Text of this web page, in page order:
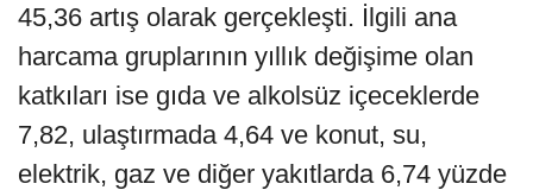
45,36 artış olarak gerçekleşti. İlgili ana
harcama gruplarının yıllık değişime olan
katkıları ise gıda ve alkolsüz içeceklerde
7,82, ulaştırmada 4,64 ve konut, su,
elektrik, gaz ve diğer yakıtlarda 6,74 yüzde